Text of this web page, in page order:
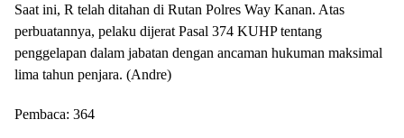
Saat ini, R telah ditahan di Rutan Polres Way Kanan. Atas
perbuatannya, pelaku dijerat Pasal 374 KUHP tentang
penggelapan dalam jabatan dengan ancaman hukuman maksimal
lima tahun penjara. (Andre)
Pembaca: 364